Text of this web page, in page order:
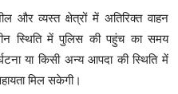
और व्यस्त क्षेत्रों में अतिरिक्त वाहन
स्थिति में पुलिस की पहुंच का समय
या किसी अन्य आपदा की स्थिति में
मिल सकेगी।